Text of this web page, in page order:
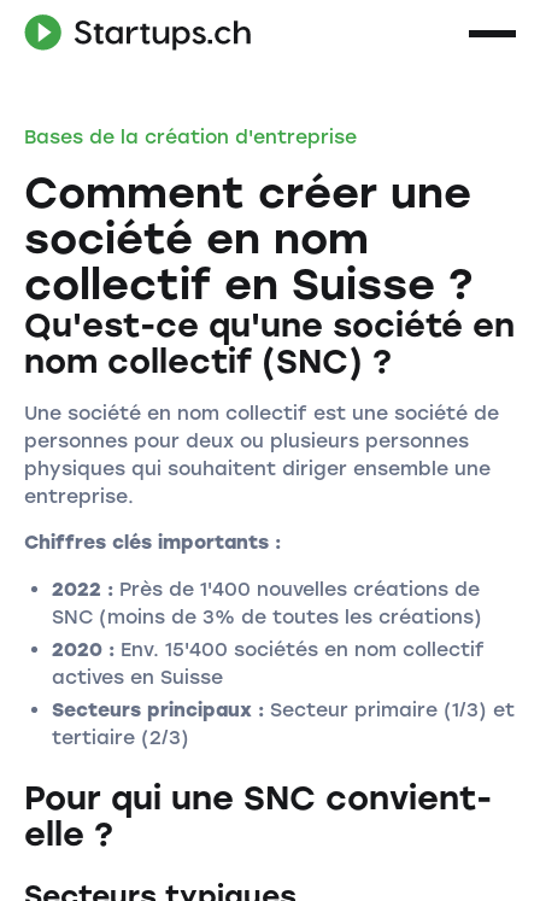
Bases de la création d'entreprise
Comment créer une
société en nom
collectif en Suisse ?
Qu'est-ce qu'une société en
nom collectif (SNC) ?
Une société en nom collectif est une société de
personnes pour deux ou plusieurs personnes
physiques qui souhaitent diriger ensemble une
entreprise.
Chiffres clés importants :
2022 : Près de 1'400 nouvelles créations de
SNC (moins de 3% de toutes les créations)
2020 : Env. 15'400 sociétés en nom collectif
actives en Suisse
Secteurs principaux : Secteur primaire (1/3) et
tertiaire (2/3)
Pour qui une SNC convient-
elle ?